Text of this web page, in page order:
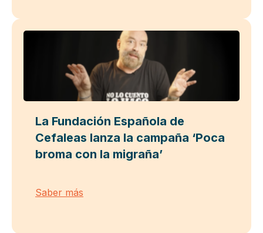
La Fundación Española de
Cefaleas lanza la campaña ‘Poca
broma con la migraña’
Saber más